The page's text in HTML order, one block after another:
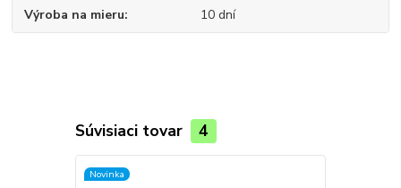
Výroba na mieru 10 dní
Súvisiaci tovar 4
Novinka